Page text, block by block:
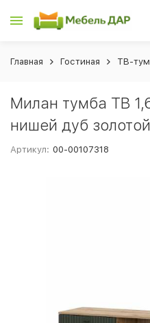
Главная Гостиная ТВ-
Милан тумба ТВ
нишей дуб
Артикул: 00-00107318